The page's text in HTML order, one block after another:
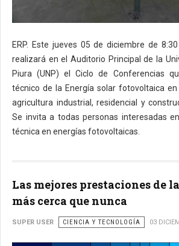
ERP. Este jueves 05 de diciembre de
realizará en el Auditorio Principal de la
Piura (UNP) el Ciclo de Conferencias
técnico de la Energía solar fotovoltaica
agricultura industrial, residencial y
Se invita a todas personas interesadas
técnica en energías fotovoltaicas.
Las mejores prestaciones de
más cerca que nunca
SUPER USER CIENCIA Y TECNOLOGÍA 03